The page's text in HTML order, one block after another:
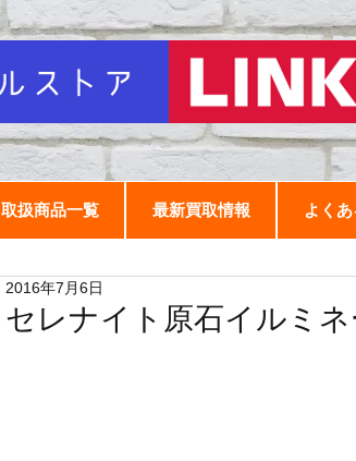
取扱商品一覧 最新買取情報 よく
セレナイト原石イルミ
2016年7月6日